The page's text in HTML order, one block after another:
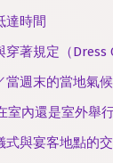
達時間
穿著規定（Dress
當週末的當地氣
室內還是室外舉
式與宴客地點的